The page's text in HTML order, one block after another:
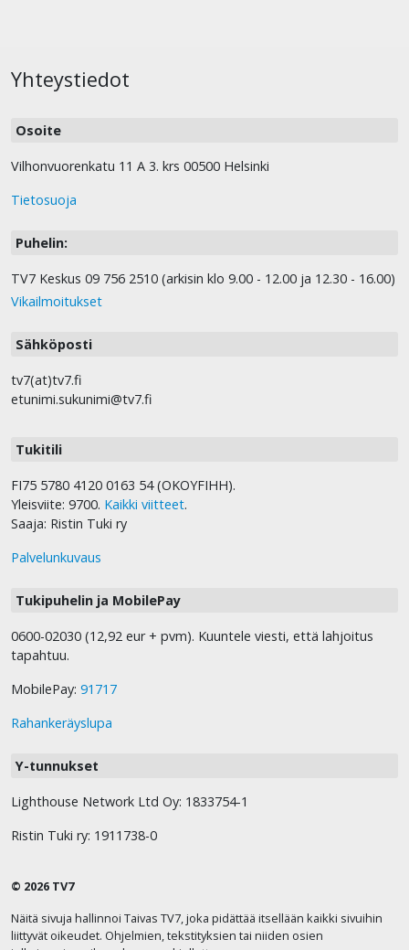
Yhteystiedot
Osoite
Vilhonvuorenkatu 11 A 3. krs 00500 Helsinki
Tietosuoja
Puhelin:
TV7 Keskus 09 756 2510 (arkisin klo 9.00 - 12.00 ja 12.30 - 16.00)
Vikailmoitukset
Sähköposti
tv7(at)tv7.fi
etunimi.sukunimi@tv7.fi
Tukitili
FI75 5780 4120 0163 54 (OKOYFIHH).
Yleisviite: 9700. Kaikki viitteet.
Saaja: Ristin Tuki ry
Palvelunkuvaus
Tukipuhelin ja MobilePay
0600-02030 (12,92 eur + pvm). Kuuntele viesti, että lahjoitus
tapahtuu.
MobilePay: 91717
Rahankeräyslupa
Y-tunnukset
Lighthouse Network Ltd Oy: 1833754-1
Ristin Tuki ry: 1911738-0
© 2026 TV7
Näitä sivuja hallinnoi Taivas TV7, joka pidättää itsellään kaikki sivuihin
liittyvät oikeudet. Ohjelmien, tekstityksien tai niiden osien